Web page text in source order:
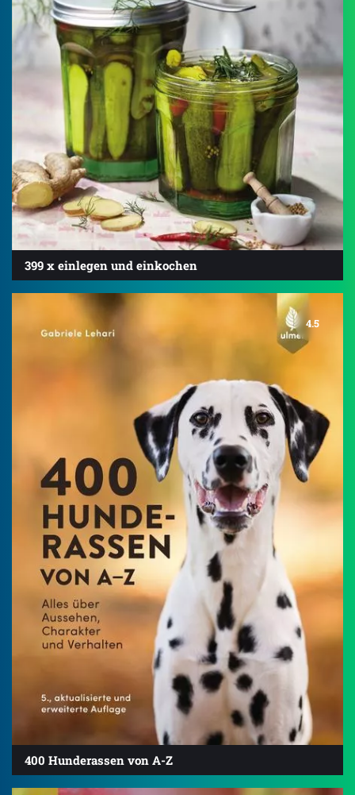
399 x einlegen und einkochen
4.5
400 Hunderassen von A-Z